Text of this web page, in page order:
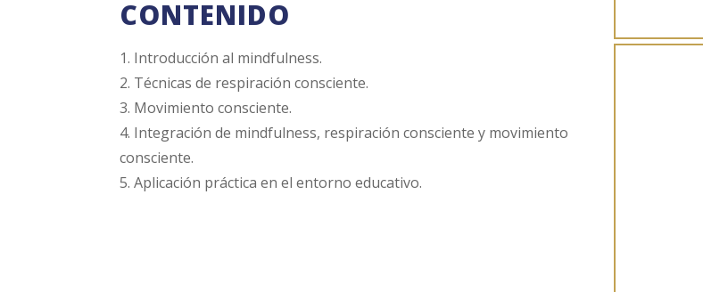
CONTENIDO
1. Introducción al mindfulness.
2. Técnicas de respiración consciente.
3. Movimiento consciente.
4. Integración de mindfulness, respiración consciente y movimiento
consciente.
5. Aplicación práctica en el entorno educativo.